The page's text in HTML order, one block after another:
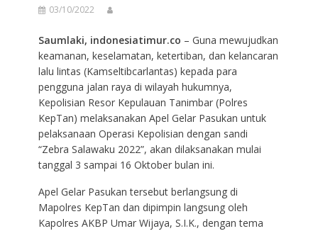
03/10/2022
Saumlaki, indonesiatimur.co – Guna mewujudkan
keamanan, keselamatan, ketertiban, dan kelancaran
lalu lintas (Kamseltibcarlantas) kepada para
pengguna jalan raya di wilayah hukumnya,
Kepolisian Resor Kepulauan Tanimbar (Polres
KepTan) melaksanakan Apel Gelar Pasukan untuk
pelaksanaan Operasi Kepolisian dengan sandi
“Zebra Salawaku 2022”, akan dilaksanakan mulai
tanggal 3 sampai 16 Oktober bulan ini.
Apel Gelar Pasukan tersebut berlangsung di
Mapolres KepTan dan dipimpin langsung oleh
Kapolres AKBP Umar Wijaya, S.I.K., dengan tema